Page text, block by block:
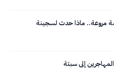
مروعة.. ماذا حدث لسجينة
إلى سبتة